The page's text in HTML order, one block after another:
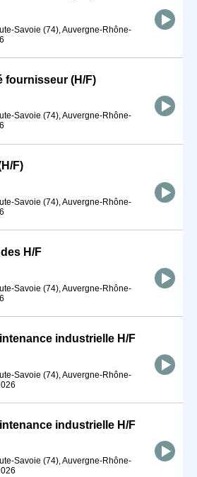
Savoie (74), Auvergne-Rhône-
fournisseur (H/F)
Savoie (74), Auvergne-Rhône-
F)
Savoie (74), Auvergne-Rhône-
H/F
Savoie (74), Auvergne-Rhône-
industrielle H/F
Savoie (74), Auvergne-Rhône-
industrielle H/F
Savoie (74), Auvergne-Rhône-